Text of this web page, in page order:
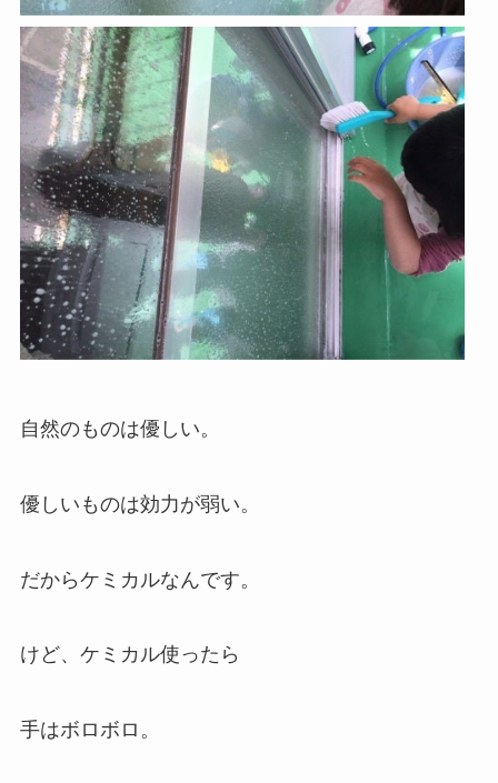
自然のものは優しい。
優しいものは効力が弱い。
だからケミカルなんです。
けど、ケミカル使ったら
手はボロボロ。